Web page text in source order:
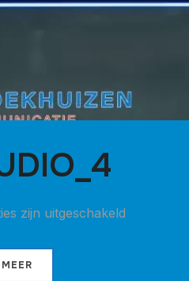
zijn uitgeschakeld